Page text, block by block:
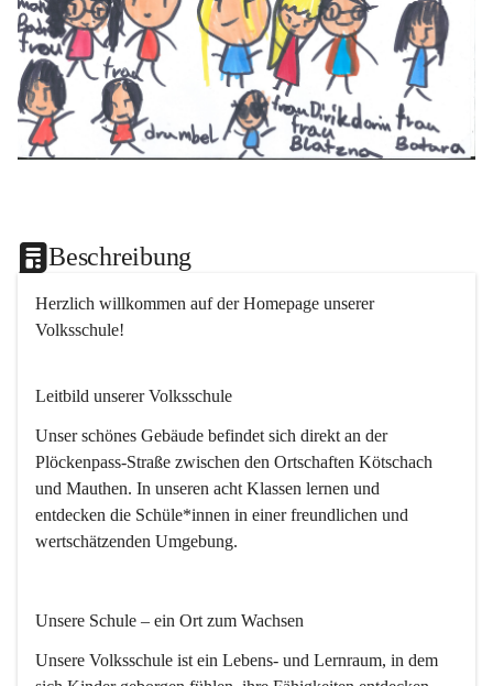
Beschreibung
Herzlich willkommen auf der Homepage unserer
Volksschule!
Leitbild unserer Volksschule
Unser schönes Gebäude befindet sich direkt an der
Plöckenpass-Straße zwischen den Ortschaften Kötschach
und Mauthen. In unseren acht Klassen lernen und
entdecken die Schüle*innen in einer freundlichen und
wertschätzenden Umgebung.
Unsere Schule – ein Ort zum Wachsen
Unsere Volksschule ist ein Lebens- und Lernraum, in dem